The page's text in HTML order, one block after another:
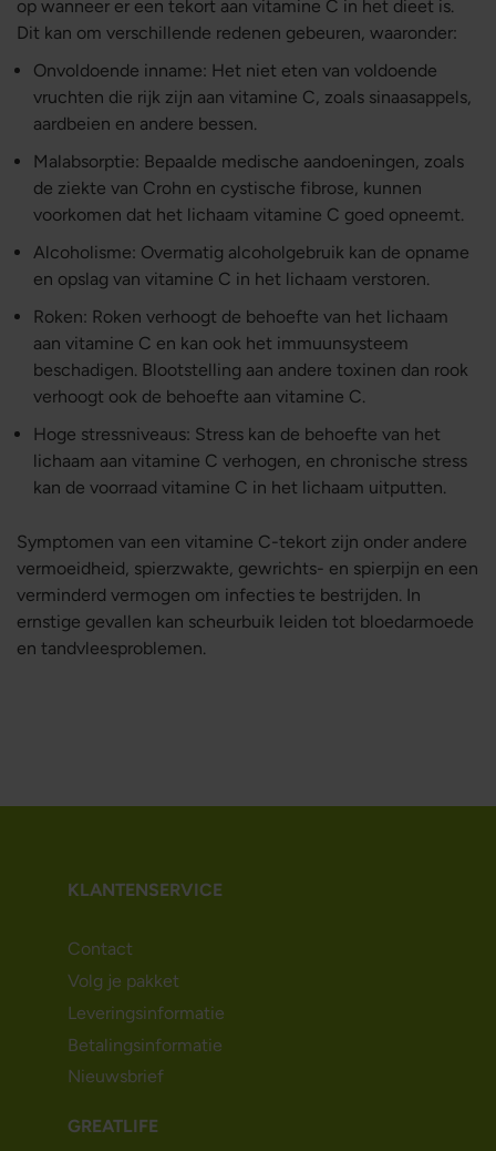
op wanneer er een tekort aan vitamine C in het dieet is.
Dit kan om verschillende redenen gebeuren, waaronder:
Onvoldoende inname: Het niet eten van voldoende
vruchten die rijk zijn aan vitamine C, zoals sinaasappels,
aardbeien en andere bessen.
Malabsorptie: Bepaalde medische aandoeningen, zoals
de ziekte van Crohn en cystische fibrose, kunnen
voorkomen dat het lichaam vitamine C goed opneemt.
Alcoholisme: Overmatig alcoholgebruik kan de opname
en opslag van vitamine C in het lichaam verstoren.
Roken: Roken verhoogt de behoefte van het lichaam
aan vitamine C en kan ook het immuunsysteem
beschadigen. Blootstelling aan andere toxinen dan rook
verhoogt ook de behoefte aan vitamine C.
Hoge stressniveaus: Stress kan de behoefte van het
lichaam aan vitamine C verhogen, en chronische stress
kan de voorraad vitamine C in het lichaam uitputten.
Symptomen van een vitamine C-tekort zijn onder andere
vermoeidheid, spierzwakte, gewrichts- en spierpijn en een
verminderd vermogen om infecties te bestrijden. In
ernstige gevallen kan scheurbuik leiden tot bloedarmoede
en tandvleesproblemen.
KLANTENSERVICE
Contact
Volg je pakket
Leveringsinformatie
Betalingsinformatie
Nieuwsbrief
GREATLIFE